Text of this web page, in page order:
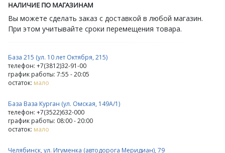
НАЛИЧИЕ ПО МАГАЗИНАМ
Вы можете сделать заказ с доставкой в любой магазин.
При этом учитывайте сроки перемещения товара.
База 215 (ул. 10 лет Октября, 215)
телефон: +7(3812)32-91-00
график работы: 7:55 - 20:05
остаток: мало
База Ваза Курган (ул. Омская, 149А/1)
телефон: +7(3522)632-000
график работы: 08:00 - 20:00
остаток: мало
Челябинск, ул. Игуменка (автодорога Меридиан), 79